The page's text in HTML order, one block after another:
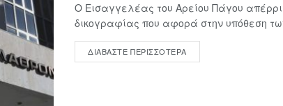
Ο Εισαγγελέας του Αρείου Πάγου
δικογραφίας που αφορά στην υπόθεση
ΔΙΑΒΆΣΤΕ ΠΕΡΙΣΣΌΤΕΡΑ